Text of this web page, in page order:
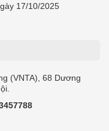
17/10/2025
(VNTA), 68 Dương